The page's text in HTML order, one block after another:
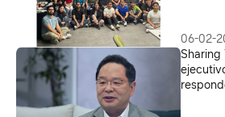
06-02-
Sharing